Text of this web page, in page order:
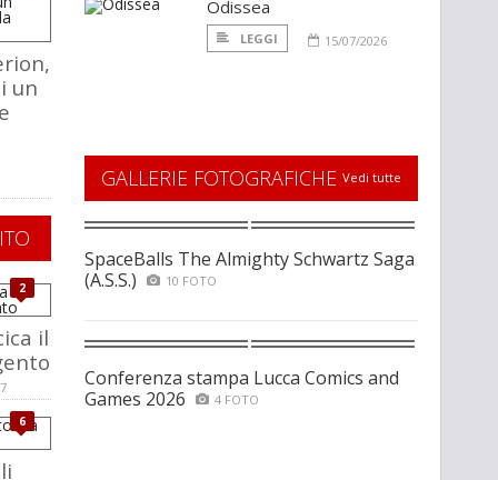
un
2
il
6
Odissea
LEGGI 15/07/2026
GALLERIE FOTOGRAFICHE Vedi tutte
SpaceBalls The Almighty Schwartz Saga
(A.S.S.)
10 FOTO
Conferenza stampa Lucca Comics and
Games 2026
4 FOTO